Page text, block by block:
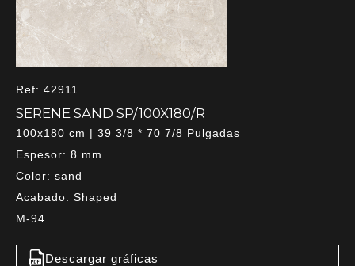
Ref: 42911
SERENE SAND SP/100X180/R
100x180 cm | 39 3/8 * 70 7/8 Pulgadas
Espesor: 8 mm
Color: sand
Acabado: Shaped
M-94
Descargar gráficas